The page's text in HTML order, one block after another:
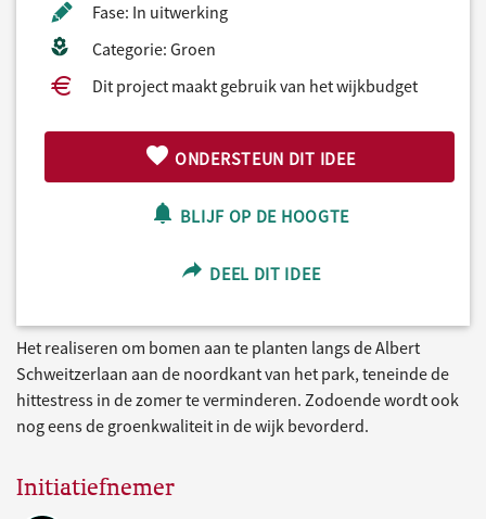
Fase: In uitwerking
Categorie: Groen
Dit project maakt gebruik van het wijkbudget
ONDERSTEUN DIT IDEE
BLIJF OP DE HOOGTE
DEEL DIT IDEE
Het realiseren om bomen aan te planten langs de Albert
Schweitzerlaan aan de noordkant van het park, teneinde de
hittestress in de zomer te verminderen. Zodoende wordt ook
nog eens de groenkwaliteit in de wijk bevorderd.
Initiatiefnemer